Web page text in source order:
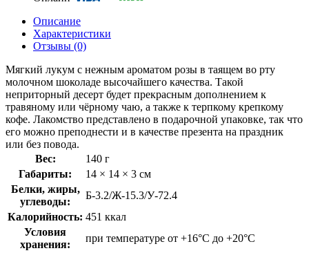
Описание
Характеристики
Отзывы (0)
Мягкий лукум с нежным ароматом розы в таящем во рту
молочном шоколаде высочайшего качества. Такой
неприторный десерт будет прекрасным дополнением к
травяному или чёрному чаю, а также к терпкому крепкому
кофе. Лакомство представлено в подарочной упаковке, так что
его можно преподнести и в качестве презента на праздник
или без повода.
Вес:
140 г
Габариты:
14 × 14 × 3 см
Белки, жиры,
углеводы:
Б-3.2/Ж-15.3/У-72.4
Калорийность: 451 ккал
Условия
хранения:
при температуре от +16°С до +20°С